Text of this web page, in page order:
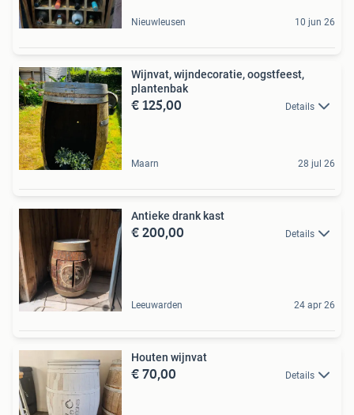
Nieuwleusen 10 jun 26
Wijnvat, wijndecoratie, oogstfeest,
plantenbak
€ 125,00 Details
Maarn 28 jul 26
Antieke drank kast
€ 200,00 Details
Leeuwarden 24 apr 26
Houten wijnvat
€ 70,00 Details